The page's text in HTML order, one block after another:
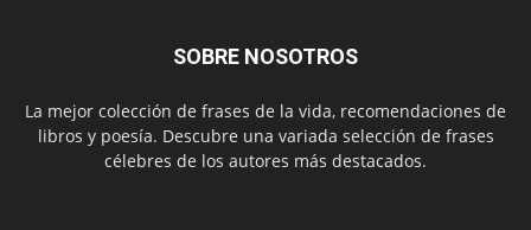
SOBRE NOSOTROS
La mejor colección de frases de la vida, recomendaciones de
libros y poesía. Descubre una variada selección de frases
célebres de los autores más destacados.